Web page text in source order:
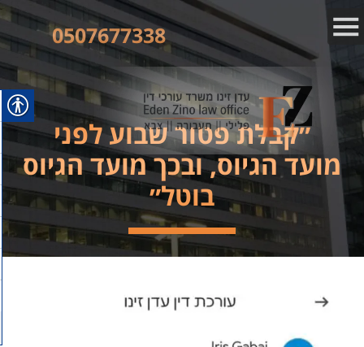
0507677338
״קבלת פטור שבוע לפני
מועד הגיוס, ובכך מועד הגיוס
בוטל״